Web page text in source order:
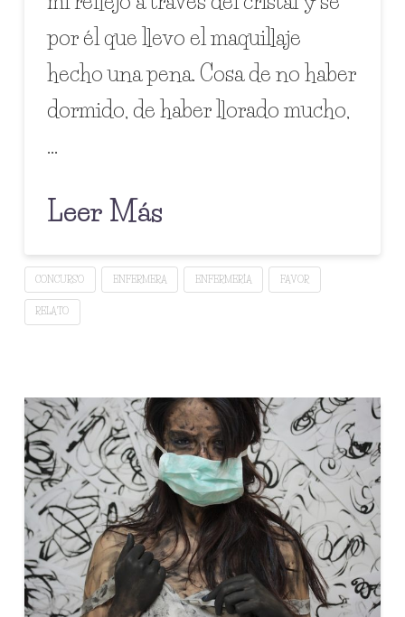
por él que llevo el maquillaje
hecho una pena. Cosa de no haber
dormido, de haber llorado mucho,
…
Leer Más
CONCURSO ENFERMERA ENFERMERÍA FAVOR
RELATO